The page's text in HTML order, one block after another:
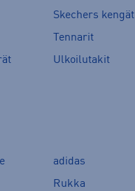
Skechers kengät
Tennarit
Ulkoilutakit
adidas
Rukka